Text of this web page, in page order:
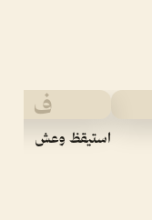
ف
استيقظ وعش